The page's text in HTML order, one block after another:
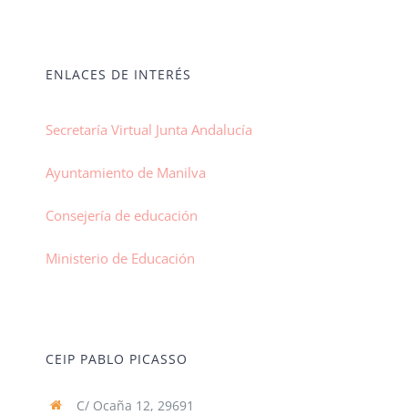
ENLACES DE INTERÉS
Secretaría Virtual Junta Andalucía
Ayuntamiento de Manilva
Consejería de educación
Ministerio de Educación
CEIP PABLO PICASSO
C/ Ocaña 12, 29691